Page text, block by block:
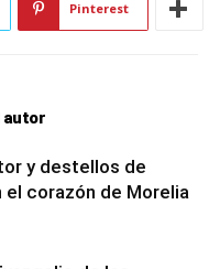
Pinterest
autor
y destellos de
el corazón de Morelia